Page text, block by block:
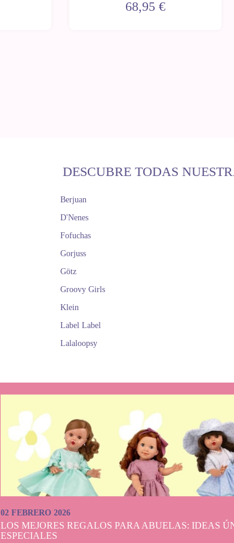
68,95 €
DESCUBRE TODAS
Berjuan
D'Nenes
Fofuchas
Gorjuss
Götz
Groovy Girls
Klein
Label Label
Lalaloopsy
02 FEBRERO 2026
LOS MEJORES REGALOS PARA ABUELAS: IDEAS
ESPECIALES